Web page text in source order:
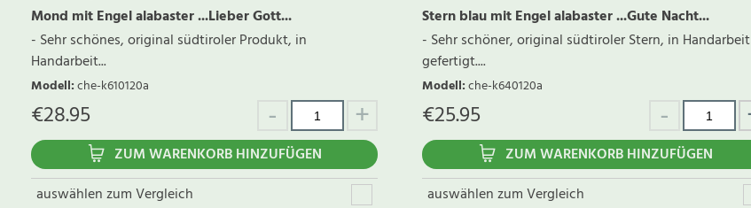
Mond mit Engel alabaster ...Lieber Gott...
- Sehr schönes, original südtiroler Produkt, in
Handarbeit...
Modell:che-k610120a
€28.95
ZUM WARENKORB HINZUFÜGEN
auswählen zum Vergleich
Stern blau mit Engel alabaster ...Gute Nacht...
- Sehr schöner, original südtiroler Stern, in Handarbeit
gefertigt....
Modell:che-k640120a
€25.95
ZUM WARENKORB HINZUFÜGEN
auswählen zum Vergleich